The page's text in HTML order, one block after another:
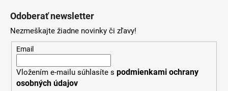
Odoberať newsletter
Nezmeškajte žiadne novinky či zľavy!
Email
Vložením e-mailu súhlasíte s podmienkami ochrany
osobných údajov